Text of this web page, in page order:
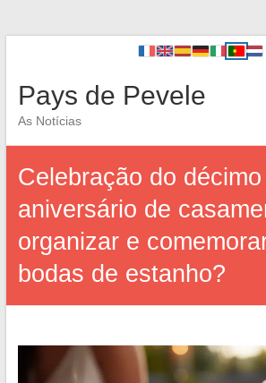
Pays de Pevele
As Notícias
Celebração do décimo
aniversário de
organizar e
bodas de estanho?